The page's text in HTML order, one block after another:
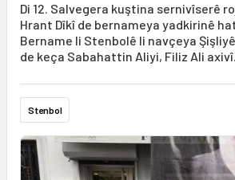
Di 12. Salvegera kuştina sernivîserê
Hrant Dîkî de bernameya yadkirinê
Bername li Stenbolê li navçeya
de keça Sabahattin Aliyi, Filiz Ali axivî.
Stenbol